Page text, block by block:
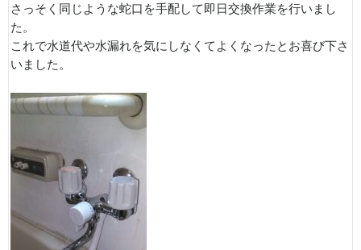
さっそく同じような蛇口を手配して即日交換作業を行いまし
た。
これで水道代や水漏れを気にしなくてよくなったとお喜び下さ
いました。